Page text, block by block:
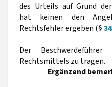
des Urteils auf Grund
hat keinen den
Rechtsfehler ergeben (§
Der
Rechtsmittels zu tragen.
Ergänzend